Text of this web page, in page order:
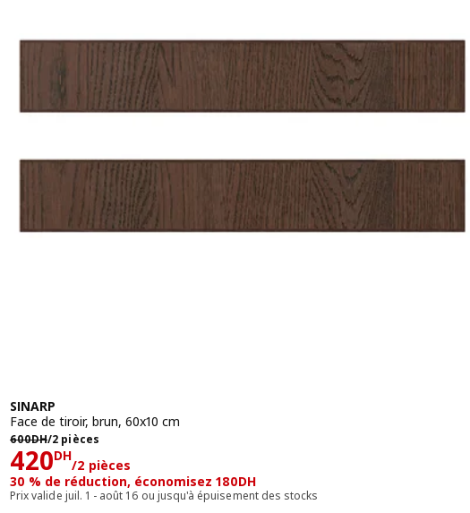
SINARP
Face de tiroir, brun, 60x10 cm
600DH/2 pièces
600DH/2 pièces
420DH
/2 pièces
Prix 420DH/2 pièces
30 % de réduction, économisez 180DH
Prix valide juil. 1 - août 16 ou jusqu'à épuisement des stocks